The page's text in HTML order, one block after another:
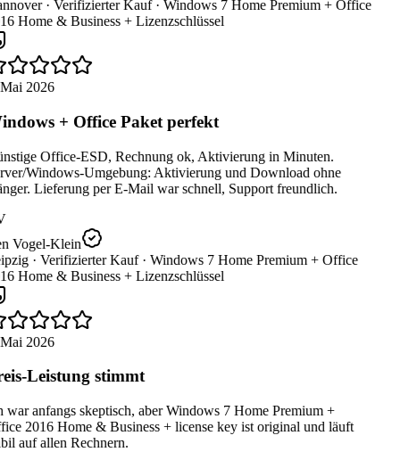
· Verifizierter Kauf · Windows 7 Home Premium + Office
Home & Business + Lizenzschlüssel
2026
+ Office Paket perfekt
Office-ESD, Rechnung ok, Aktivierung in Minuten.
Windows-Umgebung: Aktivierung und Download ohne
Lieferung per E-Mail war schnell, Support freundlich.
Vogel-Klein
· Verifizierter Kauf · Windows 7 Home Premium + Office
Home & Business + Lizenzschlüssel
2026
Leistung stimmt
war anfangs skeptisch, aber Windows 7 Home Premium +
2016 Home & Business + license key ist original und läuft
auf allen Rechnern.